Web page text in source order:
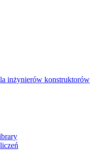
inżynierów konstruktorów